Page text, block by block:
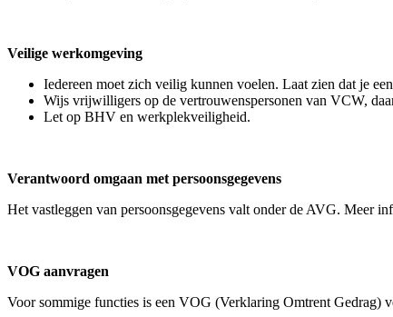
Veilige werkomgeving
Iedereen moet zich veilig kunnen voelen. Laat zien dat je
Wijs vrijwilligers op de vertrouwenspersonen van VCW,
Let op BHV en werkplekveiligheid.
Verantwoord omgaan met persoonsgegevens
Het vastleggen van persoonsgegevens valt onder de AVG. Meer
VOG aanvragen
Voor sommige functies is een VOG (Verklaring Omtrent Gedrag)